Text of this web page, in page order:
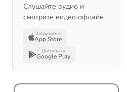
Слушайте аудио и
смотрите видео офлайн
Загрузите в
App Store
Доступно в
Google Play